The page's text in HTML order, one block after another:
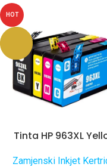
HOT
Tinta HP 963XL
Zamjenski Inkjet